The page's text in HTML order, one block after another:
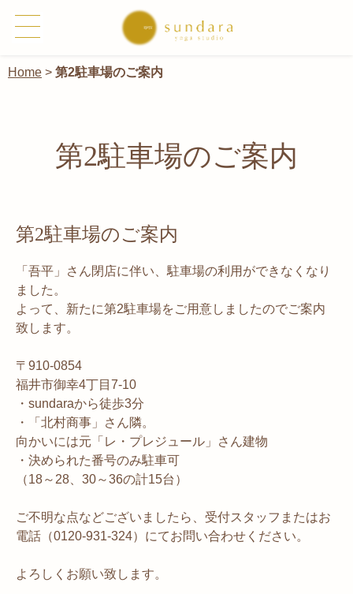
Home > 第2駐車場のご案内
第2駐車場のご案内
第2駐車場のご案内
「吾平」さん閉店に伴い、駐車場の利用ができなくなり
ました。
よって、新たに第2駐車場をご用意しましたのでご案内
致します。
〒910-0854
福井市御幸4丁目7-10
・sundaraから徒歩3分
・「北村商事」さん隣。
向かいには元「レ・プレジュール」さん建物
・決められた番号のみ駐車可
（18～28、30～36の計15台）
ご不明な点などございましたら、受付スタッフまたはお
電話（0120-931-324）にてお問い合わせください。
よろしくお願い致します。